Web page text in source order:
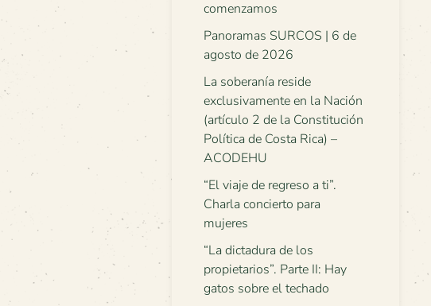
comenzamos
Panoramas SURCOS | 6 de
agosto de 2026
La soberanía reside
exclusivamente en la Nación
(artículo 2 de la Constitución
Política de Costa Rica) –
ACODEHU
“El viaje de regreso a ti”.
Charla concierto para
mujeres
“La dictadura de los
propietarios”. Parte II: Hay
gatos sobre el techado